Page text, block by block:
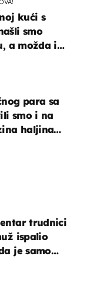
trudnici
ispalio
je samo
kući s
smo
a možda i
para sa
smo i na
haljina